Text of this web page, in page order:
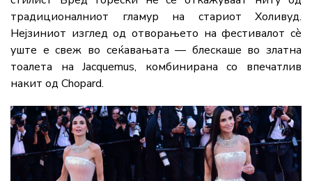
традиционалниот гламур на стариот Холивуд.
Нејзиниот изглед од отворањето на фестивалот сè
уште е свеж во сеќавањата — блескаше во златна
тоалета наJacquemus, комбинирана со впечатлив
накит од Chopard.